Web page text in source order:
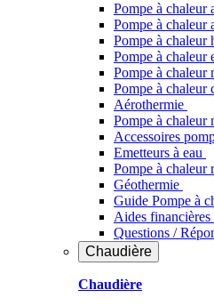
Pompe à chaleur
Pompe à chaleur
Pompe à chaleur
Pompe à chaleur​
Pompe à chaleur
Pompe à chaleur
Aérothermie
Pompe à chaleur
Accessoires
Emetteurs à eau
Pompe à chaleur
Géothermie
Guide Pompe à
Aides
Questions /
Chaudière
Chaudière